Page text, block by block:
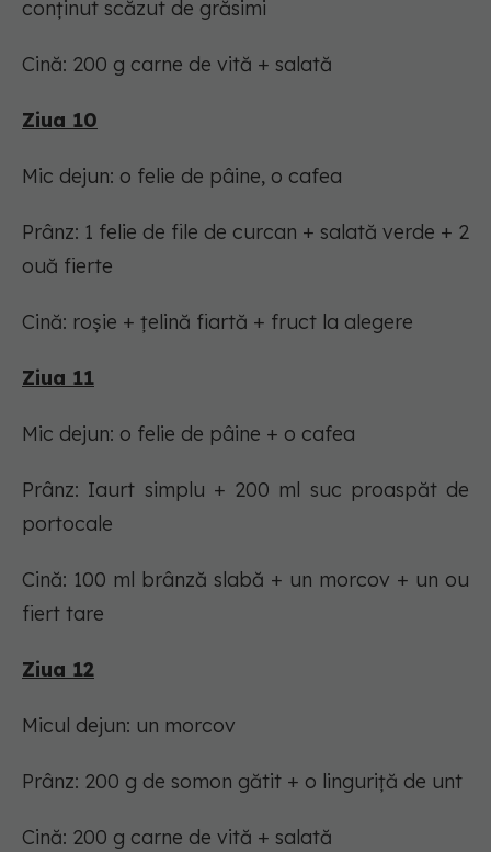
conținut scăzut de grăsimi
Cină: 200 g carne de vită + salată
Ziua 10
Mic dejun: o felie de pâine, o cafea
Prânz: 1 felie de file de curcan + salată verde + 2
ouă fierte
Cină: roșie + țelină fiartă + fruct la alegere
Ziua 11
Mic dejun: o felie de pâine + o cafea
Prânz: Iaurt simplu + 200 ml suc proaspăt de
portocale
Cină: 100 ml brânză slabă + un morcov + un ou
fiert tare
Ziua 12
Micul dejun: un morcov
Prânz: 200 g de somon gătit + o linguriță de unt
Cină: 200 g carne de vită + salată